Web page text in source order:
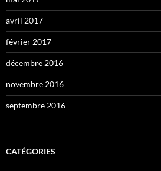
avril 2017
février 2017
décembre 2016
novembre 2016
septembre 2016
CATÉGORIES